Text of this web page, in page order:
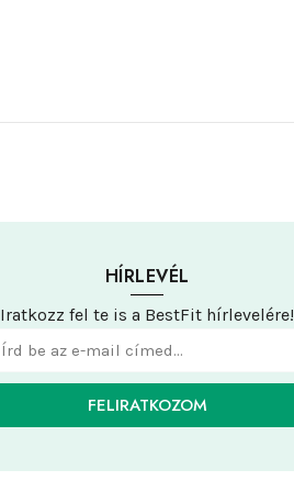
HÍRLEVÉL
Iratkozz fel te is a BestFit hírlevelére!
FELIRATKOZOM